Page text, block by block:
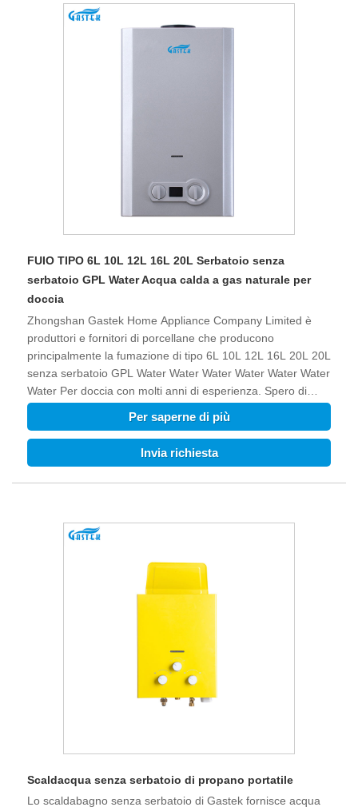
FUIO TIPO 6L 10L 12L 16L 20L Serbatoio senza
serbatoio GPL Water Acqua calda a gas naturale per
doccia
Zhongshan Gastek Home Appliance Company Limited è
produttori e fornitori di porcellane che producono
principalmente la fumazione di tipo 6L 10L 12L 16L 20L 20L
senza serbatoio GPL Water Water Water Water Water Water
Water Per doccia con molti anni di esperienza. Spero di
costruire relazioni commerciali con te.
Per saperne di più
Invia richiesta
Scaldacqua senza serbatoio di propano portatile
Lo scaldabagno senza serbatoio di Gastek fornisce acqua